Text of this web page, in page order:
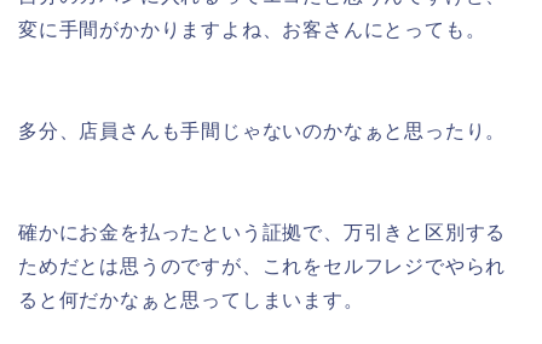
変に手間がかかりますよね、お客さんにとっても。
多分、店員さんも手間じゃないのかなぁと思ったり。
確かにお金を払ったという証拠で、万引きと区別する
ためだとは思うのですが、これをセルフレジでやられ
ると何だかなぁと思ってしまいます。